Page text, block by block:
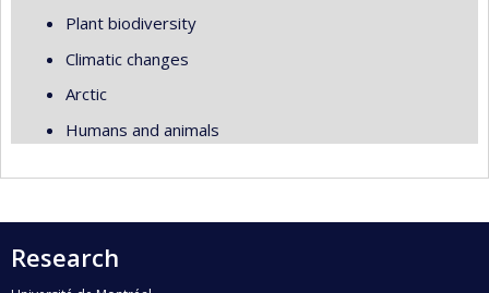
Plant biodiversity
Climatic changes
Arctic
Humans and animals
Research